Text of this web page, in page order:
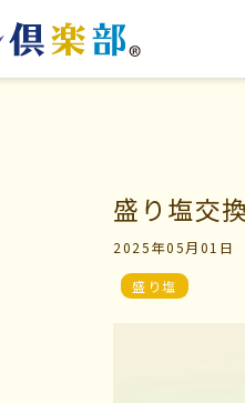
マイビリちゃん診断
盛り塩交換
2025年05月01日
盛り塩